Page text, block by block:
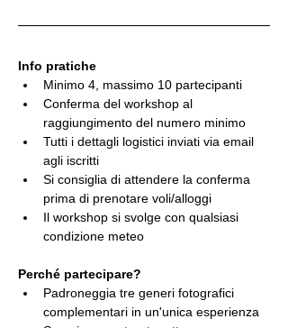
Info pratiche
Minimo 4, massimo 10 partecipanti
Conferma del workshop al
raggiungimento del numero minimo
Tutti i dettagli logistici inviati via email
agli iscritti
Si consiglia di attendere la conferma
prima di prenotare voli/alloggi
Il workshop si svolge con qualsiasi
condizione meteo
Perché partecipare?
Padroneggia tre generi fotografici
complementari in un'unica esperienza